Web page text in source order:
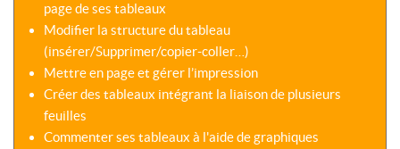
RÉSEAU
NATIONAL
page de ses tableaux
Modifier la structure du tableau
(insérer/Supprimer/copier-coller…)
Mettre en page et gérer l’impression
Créer des tableaux intégrant la liaison de plusieurs
feuilles
Commenter ses tableaux à l'aide de graphiques